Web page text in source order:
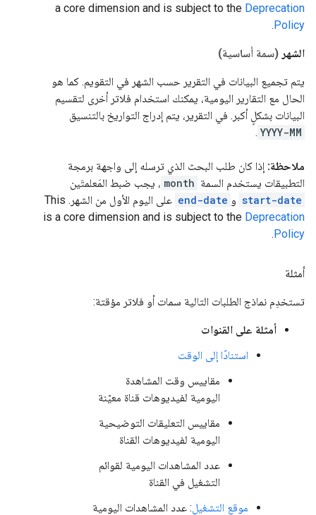
a core dimension and is subject to the Deprecation
Policy
.
الشهر (سمة أساسية)
يتم تجميع البيانات في التقرير حسب الشهر في التقويم. كما هو
الحال مع التقارير اليومية، يمكنك استخدام فلاتر أخرى لتقسيم
البيانات بشكلٍ أكبر. في التقرير، يتم إدراج التواريخ بالتنسيق
YYYY-MM
.
ملاحظة: إذا كان طلب البحث الذي ترسله إلى واجهة برمجة
التطبيقات يستخدم السمة month ، يجب ضبط المَعلمتَين
start-date و end-date على اليوم الأول من الشهر. This
is a core dimension and is subject to the Deprecation
Policy
.
أمثلة
تستخدِم نماذج الطلبات التالية سمات أو فلاتر مؤقتة:
أمثلة على القنوات
استنادًا إلى الوقت
مقاييس وقت المشاهدة
اليومية لفيديوهات قناة معيّنة
مقاييس التعليقات التوضيحية
اليومية لفيديوهات القناة
عدد المشاهدات اليومية لقوائم
التشغيل في القناة
موقع التشغيل: عدد المشاهدات اليومية